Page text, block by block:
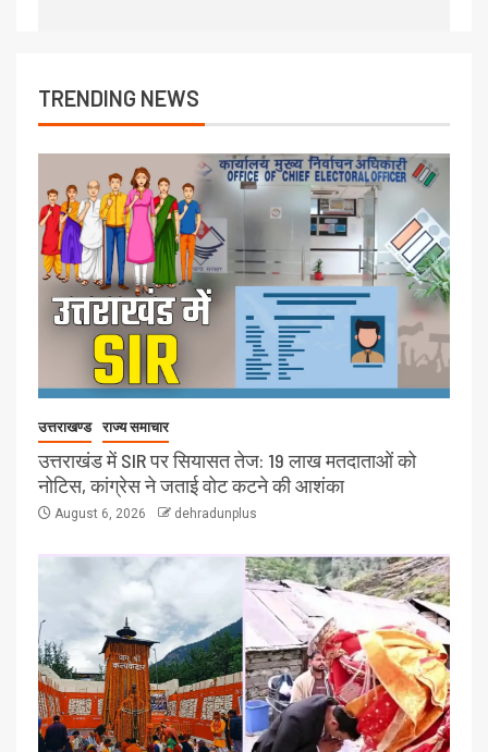
TRENDING NEWS
उत्तराखण्ड राज्य समाचार
उत्तराखंड में SIR पर सियासत तेज: 19 लाख मतदाताओं को
नोटिस, कांग्रेस ने जताई वोट कटने की आशंका
August 6, 2026 dehradunplus